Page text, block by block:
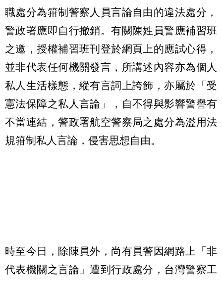
職處分為箝制警察人員言論自由的違法處分，
警政署應即自行撤銷。有關陳姓員警應補習班
之邀，授權補習班刊登於網頁上的應試心得，
並非代表任何機關發言，所講述內容亦為個人
私人生活樣態，縱有言詞上誇飾，亦屬於「受
憲法保障之私人言論」，自不得與影響警譽有
不當連結，警政署航空警察局之處分為濫用法
規箝制私人言論，侵害思想自由。
時至今日，除陳員外，尚有員警因網路上「非
代表機關之言論」遭到行政處分，台灣警察工